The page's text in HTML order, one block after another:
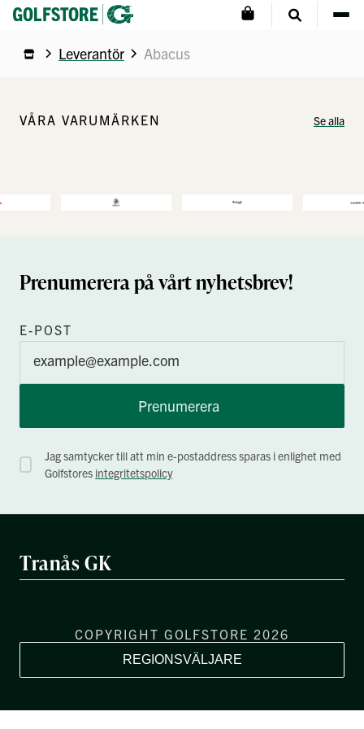
Leverantör Abacus
VÅRA VARUMÄRKEN Se alla
Prenumerera på vårt nyhetsbrev!
E-POST
Prenumerera
Jag samtycker till att min e-postaddress sparas i enlighet med
Golfstores integritetspolicy
Tranås GK
COPYRIGHT GOLFSTORE 2026
REGIONSVÄLJARE